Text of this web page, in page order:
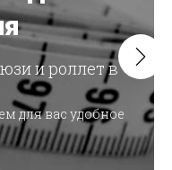
и роллет в
для вас удобное